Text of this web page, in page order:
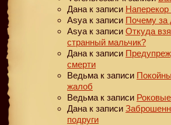
Дана к записи
Asya к записи Почему за
Asya к записи Откуда
странный мальчик?
Дана к записи
смерти
Ведьма к записи
жалоб
Ведьма к записи
Дана к записи
подруги